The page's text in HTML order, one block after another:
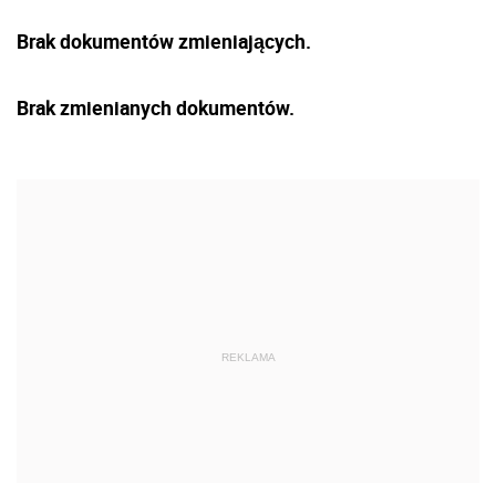
Brak dokumentów zmieniających.
Brak zmienianych dokumentów.